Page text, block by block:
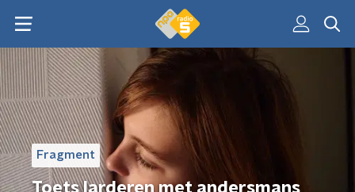
Fragment
Toets larderen met andersmans